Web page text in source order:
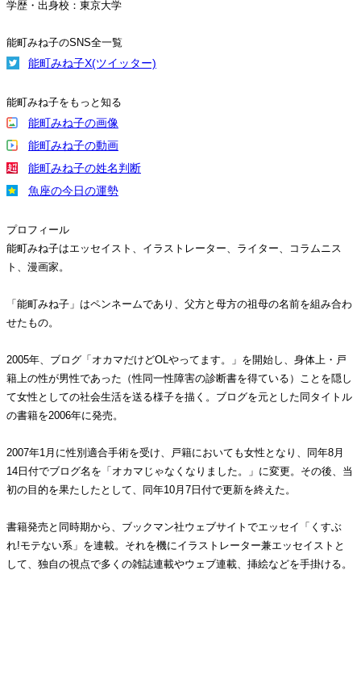
学歴・出身校：東京大学
能町みね子のSNS全一覧
能町みね子X(ツイッター)
能町みね子をもっと知る
能町みね子の画像
能町みね子の動画
能町みね子の姓名判断
魚座の今日の運勢
プロフィール
能町みね子はエッセイスト、イラストレーター、ライター、コラムニス
ト、漫画家。
「能町みね子」はペンネームであり、父方と母方の祖母の名前を組み合わ
せたもの。
2005年、ブログ「オカマだけどOLやってます。」を開始し、身体上・戸
籍上の性が男性であった（性同一性障害の診断書を得ている）ことを隠し
て女性としての社会生活を送る様子を描く。ブログを元とした同タイトル
の書籍を2006年に発売。
2007年1月に性別適合手術を受け、戸籍においても女性となり、同年8月
14日付でブログ名を「オカマじゃなくなりました。」に変更。その後、当
初の目的を果たしたとして、同年10月7日付で更新を終えた。
書籍発売と同時期から、ブックマン社ウェブサイトでエッセイ「くすぶ
れ!モテない系」を連載。それを機にイラストレーター兼エッセイストと
して、独自の視点で多くの雑誌連載やウェブ連載、挿絵などを手掛ける。